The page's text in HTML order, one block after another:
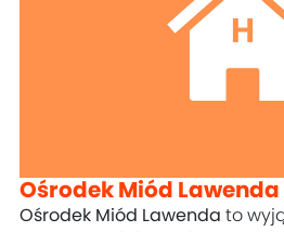
Ośrodek Miód
Ośrodek Miód Lawenda to